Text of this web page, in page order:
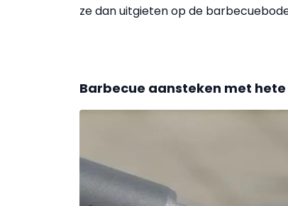
ze dan uitgieten op de
Barbecue aansteken met